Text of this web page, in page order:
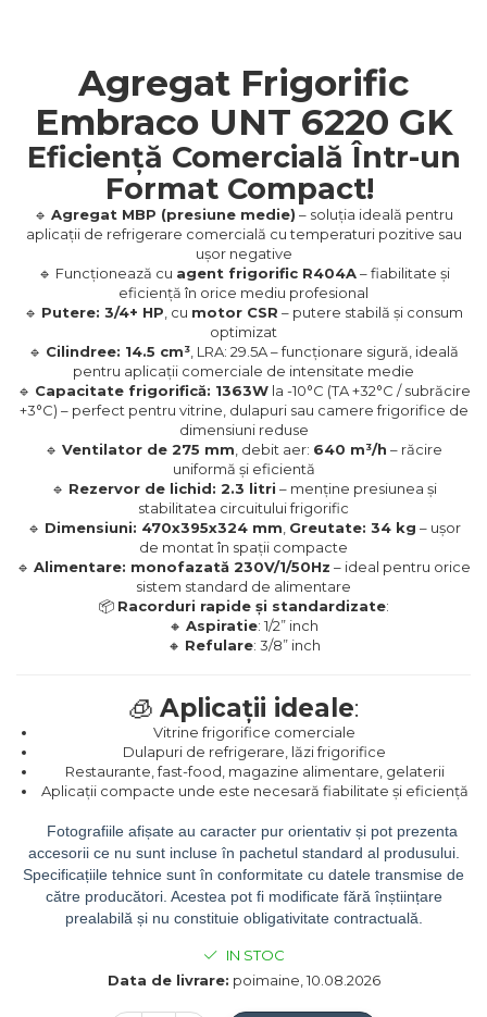
Agregat Frigorific
Embraco UNT 6220 GK
Eficiență Comercială Într-un
Format Compact!
🔹 Agregat MBP (presiune medie) – soluția ideală pentru
aplicații de refrigerare comercială cu temperaturi pozitive sau
ușor negative
🔹 Funcționează cu agent frigorific R404A– fiabilitate și
eficiență în orice mediu profesional
🔹 Putere: 3/4+ HP , cu motor CSR – putere stabilă și consum
optimizat
🔹 Cilindree: 14.5 cm³ , LRA: 29.5A – funcționare sigură, ideală
pentru aplicații comerciale de intensitate medie
🔹 Capacitate frigorifică: 1363Wla -10°C (TA +32°C / subrăcire
+3°C) – perfect pentru vitrine, dulapuri sau camere frigorifice de
dimensiuni reduse
🔹 Ventilator de 275 mm , debit aer: 640 m³/h – răcire
uniformă și eficientă
🔹 Rezervor de lichid: 2.3 litri – menține presiunea și
stabilitatea circuitului frigorific
🔹 Dimensiuni: 470x395x324 mm Greutate: 34 kg – ușor
de montat în spații compacte
🔹 Alimentare: monofazată 230V/1/50Hz – ideal pentru orice
sistem standard de alimentare
📦 Racorduri rapide și standardizate:
🔸 Aspiratie: 1/2” inch
🔸 Refulare: 3/8” inch
🧊 Aplicații ideale:
Vitrine frigorifice comerciale
Dulapuri de refrigerare, lăzi frigorifice
Restaurante, fast-food, magazine alimentare, gelaterii
Aplicații compacte unde este necesară fiabilitate și eficiență
Fotografiile afișate au caracter pur orientativ și pot prezenta
accesorii ce nu sunt incluse în pachetul standard al produsului.
Specificațiile tehnice sunt în conformitate cu datele transmise de
către producători. Acestea pot fi modificate fără înștiințare
prealabilă și nu constituie obligativitate contractuală.
IN STOC
Data de livrare: poimaine, 10.08.2026